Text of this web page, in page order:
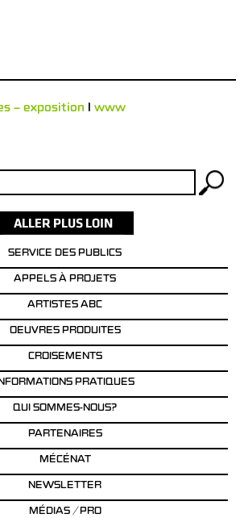
– exposition l www
SERVICE DES PUBLICS
APPELS À PROJETS
ARTISTES ABC
OEUVRES PRODUITES
CROISEMENTS
PRATIQUES
QUI SOMMES-NOUS?
PARTENAIRES
MÉCÉNAT
NEWSLETTER
MÉDIAS / PRO